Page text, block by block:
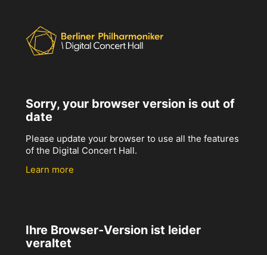
Sorry, your browser version is out of
date
Please update your browser to use all the features
of the Digital Concert Hall.
Learn more
Ihre Browser-Version ist leider
veraltet